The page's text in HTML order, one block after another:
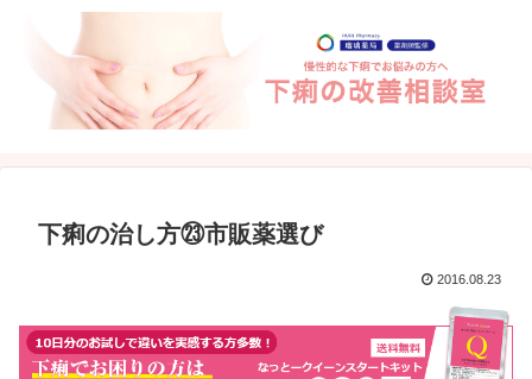
下痢の治し方㉓市販薬選び
2016.08.23